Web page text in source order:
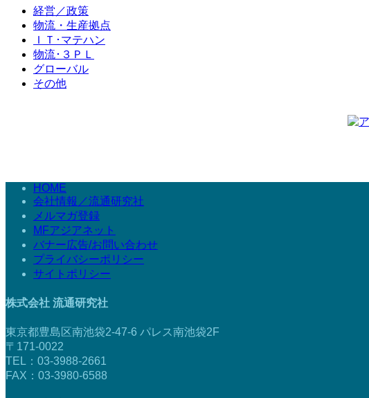
経営／政策
物流・生産拠点
ＩＴ･マテハン
物流･３ＰＬ
グローバル
その他
HOME
会社情報／流通研究社
メルマガ登録
MFアジアネット
バナー広告/お問い合わせ
プライバシーポリシー
サイトポリシー
株式会社 流通研究社
東京都豊島区南池袋2-47-6 パレス南池袋2F
〒171-0022
TEL：03-3988-2661
FAX：03-3980-6588